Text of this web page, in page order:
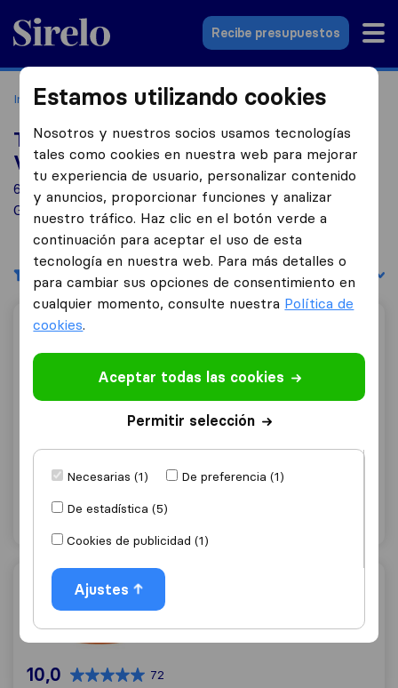
Sirelo.es
Recibe presupuestos
Inicio Empresas de mudanzas Vilanova i la Geltrú
Top 10 empresas de mudanzas en
Vilanova i la Geltrú
6 empresas de mudanzas encontradas en Vilanova i la
Geltrú
Filtrar Ordenar por:
Mudanzas RoMo
242
Solicita Presupuestos
Mudanzas EGmobles
10,0 72
Estamos utilizando cookies
Nosotros y nuestros socios usamos tecnologías
tales como cookies en nuestra web para mejorar
tu experiencia de usuario, personalizar contenido
y anuncios, proporcionar funciones y analizar
nuestro tráfico. Haz clic en el botón verde a
continuación para aceptar el uso de esta
tecnología en nuestra web. Para más detalles o
para cambiar sus opciones de consentimiento en
cualquier momento, consulte nuestra Política de
cookies.
Aceptar todas las cookies
Permitir selección
Necesarias (1)
De preferencia (1)
De estadística (5)
Cookies de publicidad (1)
Ajustes